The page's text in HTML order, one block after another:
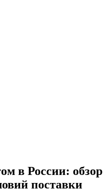
в России: обзор
поставки